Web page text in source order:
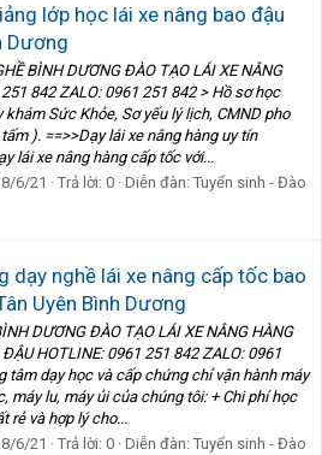
lớp học lái xe nâng bao đậu
Dương
BÌNH DƯƠNG ĐÀO TẠO LÁI XE NÂNG
842 ZALO: 0961 251 842 > Hồ sơ học
khám Sức Khỏe, Sơ yếu lý lịch, CMND pho
). ==>>Dạy lái xe nâng hàng uy tín
lái xe nâng hàng cấp tốc với...
6/21 Trả lời: 0 Diễn đàn: Tuyển sinh - Đào
dạy nghề lái xe nâng cấp tốc bao
Uyên Bình Dương
DƯƠNG ĐÀO TẠO LÁI XE NÂNG HÀNG
HOTLINE: 0961 251 842 ZALO: 0961
tâm dạy học và cấp chứng chỉ vận hành máy
máy lu, máy ủi của chúng tôi: + Chi phí học
rẻ và hợp lý cho...
6/21 Trả lời: 0 Diễn đàn: Tuyển sinh - Đào